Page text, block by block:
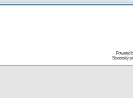
Powered
Slovenský